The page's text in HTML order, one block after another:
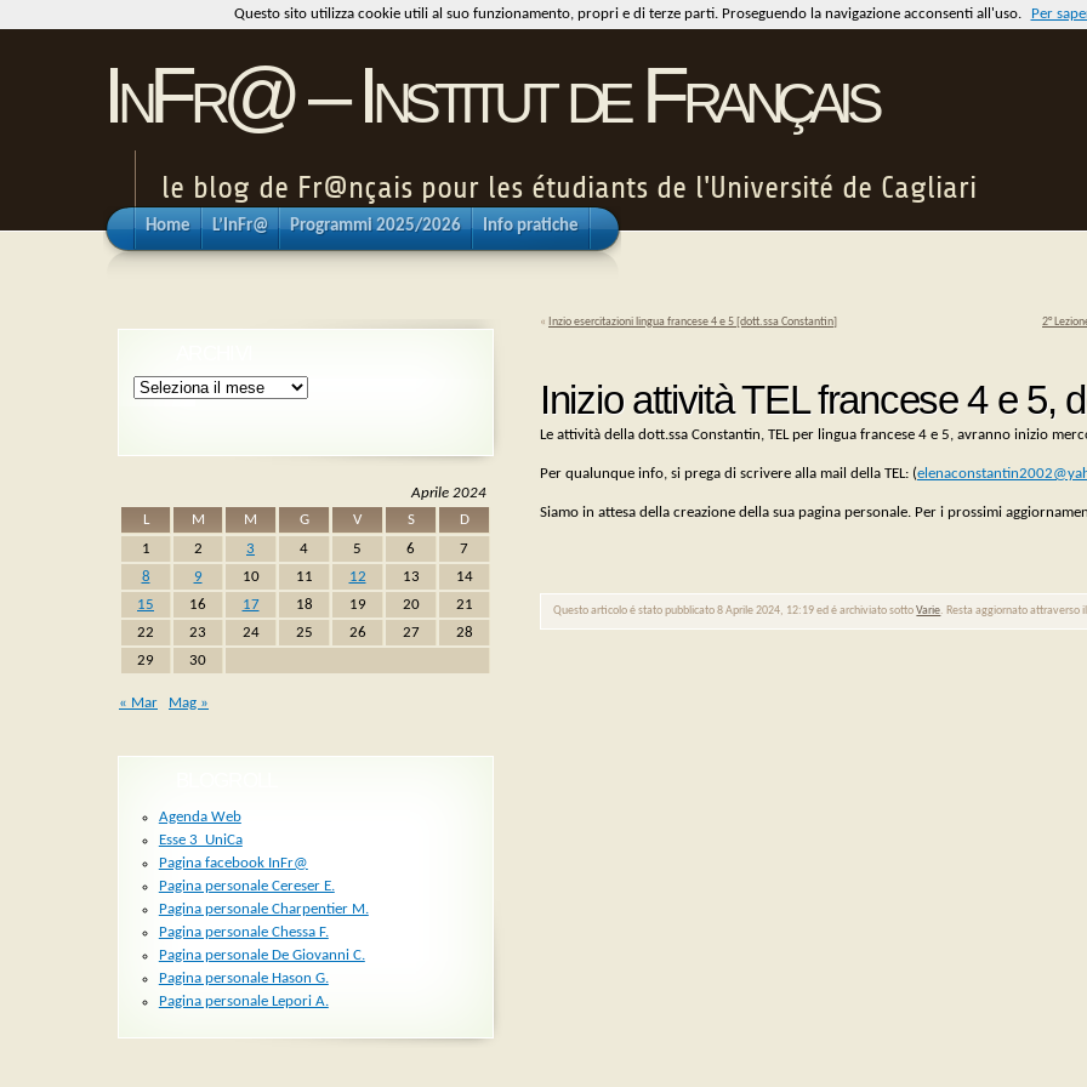
InFr@ – Institut de Français
le blog de Fr@nçais pour les étudiants de l'Université de Cagliari
Home L’InFr@ Programmi 2025/2026 Info pratiche
« Inzio esercitazioni lingua francese 4 e 5 [dott.ssa Constantin] 2°
Inizio attività TEL francese 4 e 5,
Le attività della dott.ssa Constantin, TEL per lingua francese 4 e 5, avranno inizio
Per qualunque info, si prega di scrivere alla mail della TEL: (
Siamo in attesa della creazione della sua pagina personale. Per i prossimi
Questo articolo é stato pubblicato 8 Aprile 2024, 12:19 ed é archiviato sottoVarie. Resta aggiornato attraverso
Archivi
Aprile 2024
L
M M G V S
D
1
2 3 4 5 6
7
8
9 10 11 12 13
14
15
16 17 18 19 20
21
22
23 24 25 26 27
28
29
30
« Mar Mag »
Agenda Web
Esse 3_UniCa
Pagina facebook InFr@
Pagina personale Cereser E.
Pagina personale Charpentier M.
Pagina personale Chessa F.
Pagina personale De Giovanni C.
Pagina personale Hason G.
Pagina personale Lepori A.
Questo sito utilizza cookie utili al suo funzionamento, propri e di terze parti. Proseguendo la navigazione acconsenti all'uso. Per